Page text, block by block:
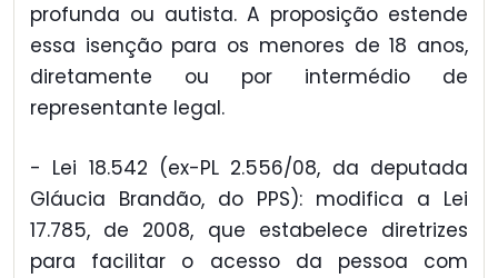
profunda ou autista. A proposição estende
essa isenção para os menores de 18 anos,
diretamente ou por intermédio de
representante legal.
- Lei 18.542 (ex-PL 2.556/08, da deputada
Gláucia Brandão, do PPS): modifica a Lei
17.785, de 2008, que estabelece diretrizes
para facilitar o acesso da pessoa com